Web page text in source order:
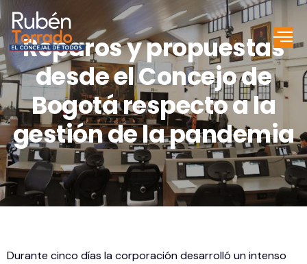
Reparos y propuestas
desde el Concejo de
Bogotá respecto a la
gestión de la pandemia
Durante cinco días la corporación desarrolló un intenso